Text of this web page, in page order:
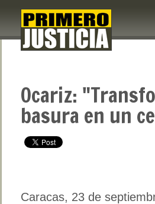
Ocariz:
basura en un
Caracas, 23 de